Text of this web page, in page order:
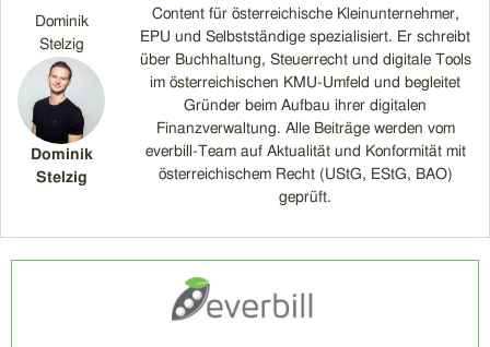
Dominik
Stelzig
Dominik
Stelzig
Content für österreichische Kleinunternehmer,
EPU und Selbstständige spezialisiert. Er schreibt
über Buchhaltung, Steuerrecht und digitale Tools
im österreichischen KMU-Umfeld und begleitet
Gründer beim Aufbau ihrer digitalen
Finanzverwaltung. Alle Beiträge werden vom
everbill-Team auf Aktualität und Konformität mit
österreichischem Recht (UStG, EStG, BAO)
geprüft.